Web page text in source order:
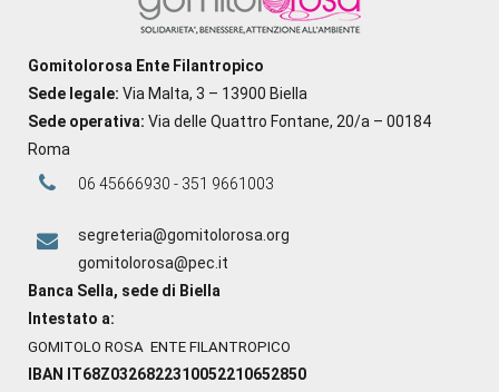
Gomitolorosa Ente Filantropico
Sede legale: Via Malta, 3 – 13900 Biella
Sede operativa: Via delle Quattro Fontane, 20/a – 00184
Roma
06 45666930 - 351 9661003
segreteria@gomitolorosa.org
gomitolorosa@pec.it
Banca Sella, sede di Biella
Intestato a:
GOMITOLO ROSA ENTE FILANTROPICO
IBAN IT68Z0326822310052210652850